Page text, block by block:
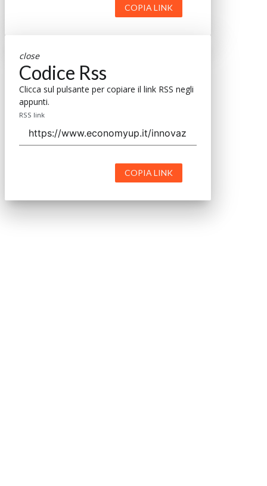
COPIA LINK
close
Codice Rss
Clicca sul pulsante per copiare il link RSS negli
appunti.
RSS link
COPIA LINK